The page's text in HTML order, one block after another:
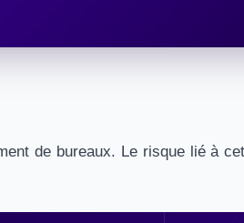
de bureaux. Le risque lié à